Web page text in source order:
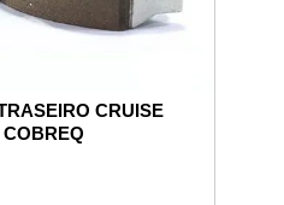
CRUISE
COBREQ